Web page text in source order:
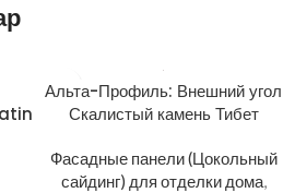
Альта-Профиль: Внешний угол
Скалистый камень Тибет
Фасадные панели (Цокольный
сайдинг) для отделки дома,